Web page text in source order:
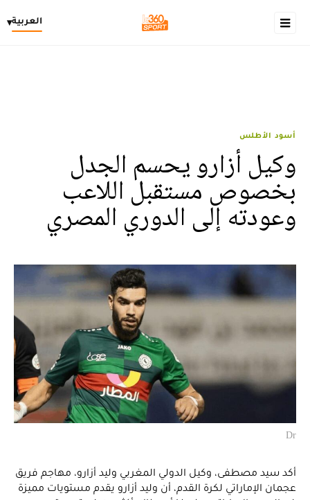
العربية▾
أسود الأطلس
وكيل أزارو يحسم الجدل
بخصوص مستقبل اللاعب
وعودته إلى الدوري المصري
Dr
أكد سيد مصطفى، وكيل الدولي المغربي وليد أزارو، مهاجم فريق
عجمان الإماراتي لكرة القدم، أن وليد أزارو يقدم مستويات مميزة